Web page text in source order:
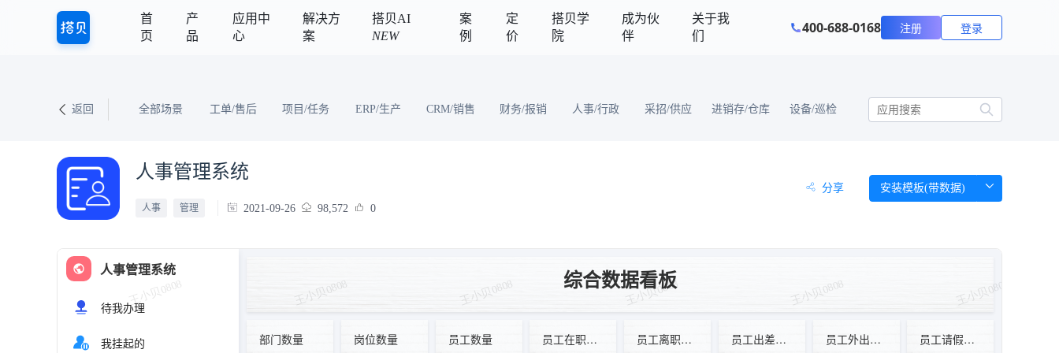
首
页
产
品
应用中
心
解决方
案
搭贝AI
NEW
案
例
定
价
搭贝学
院
成为伙
伴
关于我
们
400-688-0168 注册 登录
返回 全部场景 工单/售后 项目/任务 ERP/生产 CRM/销售 财务/报销 人事/行政 采招/供应 进销存/仓库 设备/巡检
人事管理系统
人事 管理 2021-09-26 98,572 0
分享 安装模板(带数据)